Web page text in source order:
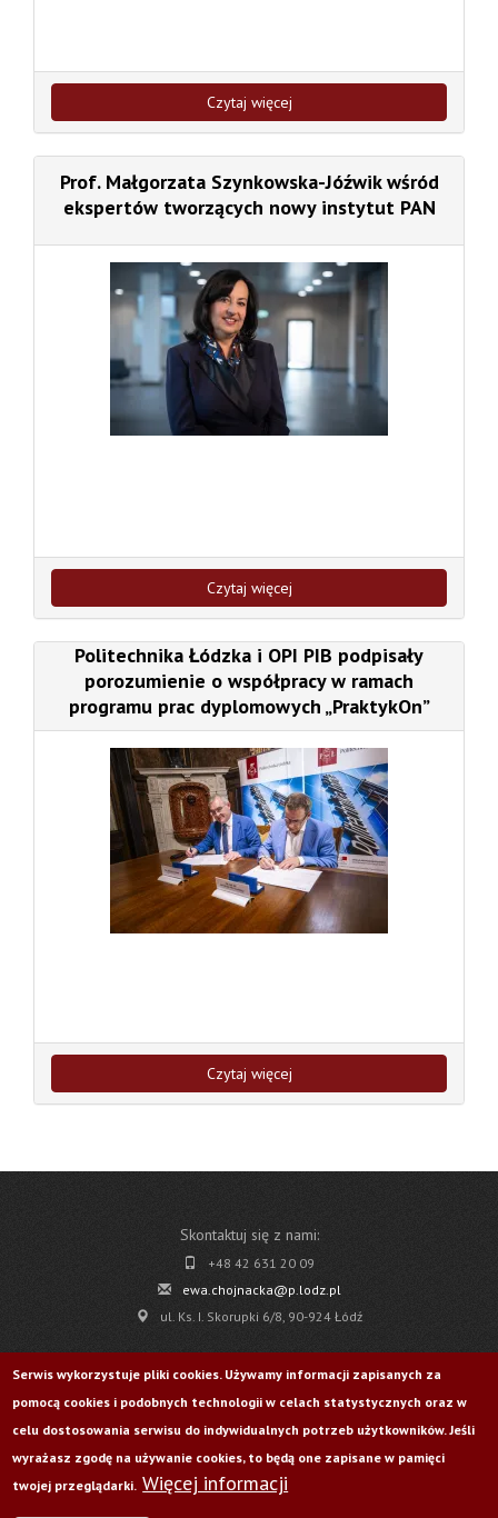
Czytaj więcej
Prof. Małgorzata Szynkowska-Jóźwik wśród
ekspertów tworzących nowy instytut PAN
Czytaj więcej
Politechnika Łódzka i OPI PIB podpisały
porozumienie o współpracy w ramach
programu prac dyplomowych „PraktykOn”
Czytaj więcej
Skontaktuj się z nami:
+48 42 631 20 09
ewa.chojnacka@p.lodz.pl
ul. Ks. I. Skorupki 6/8, 90-924 Łódź
Pobierz
Życie Uczelni nr 176
Odwiedź nas na:
Serwis wykorzystuje pliki cookies. Używamy informacji zapisanych za
pomocą cookies i podobnych technologii w celach statystycznych oraz w
celu dostosowania serwisu do indywidualnych potrzeb użytkowników. Jeśli
wyrażasz zgodę na używanie cookies, to będą one zapisane w pamięci
twojej przeglądarki. Więcej informacji